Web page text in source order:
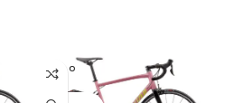
SOLD O
UT